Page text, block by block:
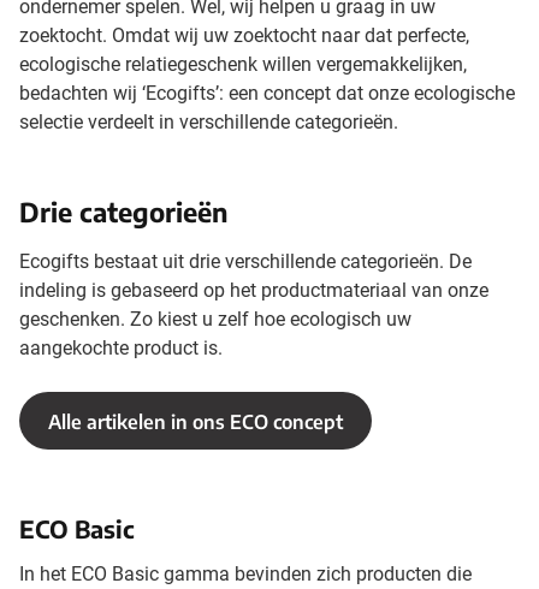
ondernemer spelen. Wel, wij helpen u graag in uw
zoektocht. Omdat wij uw zoektocht naar dat perfecte,
ecologische relatiegeschenk willen vergemakkelijken,
bedachten wij ‘Ecogifts’: een concept dat onze ecologische
selectie verdeelt in verschillende categorieën.
Drie categorieën
Ecogifts bestaat uit drie verschillende categorieën. De
indeling is gebaseerd op het productmateriaal van onze
geschenken. Zo kiest u zelf hoe ecologisch uw
aangekochte product is.
Alle artikelen in ons ECO concept
ECO Basic
In het ECO Basic gamma bevinden zich producten die